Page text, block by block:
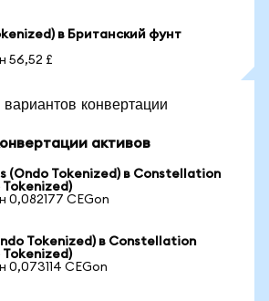
в Британский фунт
56,52 £
конвертации
активов
(Ondo Tokenized) в Constellation
Tokenized)
0,082177 CEGon
Tokenized) в Constellation
Tokenized)
0,073114 CEGon